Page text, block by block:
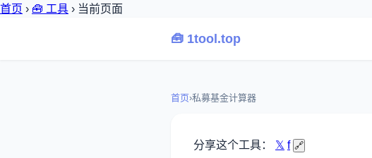
首页 › 🧰 工具 › 当前页面
🧰 1tool.top
首页›私募基金计算器
分享这个工具： 𝕏 f 🔗